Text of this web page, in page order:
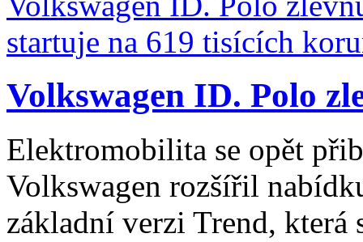
Volkswagen ID. Polo
Elektromobilita se opět
Volkswagen rozšířil
základní verzi Trend, která